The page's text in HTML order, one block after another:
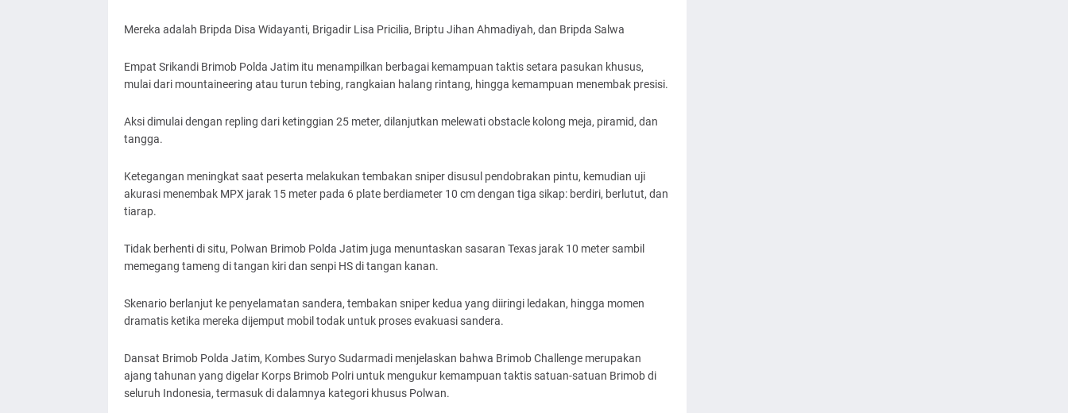
Mereka adalah Bripda Disa Widayanti, Brigadir Lisa Pricilia, Briptu Jihan Ahmadiyah, dan Bripda Salwa
Empat Srikandi Brimob Polda Jatim itu menampilkan berbagai kemampuan taktis setara pasukan khusus,
mulai dari mountaineering atau turun tebing, rangkaian halang rintang, hingga kemampuan menembak presisi.
Aksi dimulai dengan repling dari ketinggian 25 meter, dilanjutkan melewati obstacle kolong meja, piramid, dan
tangga.
Ketegangan meningkat saat peserta melakukan tembakan sniper disusul pendobrakan pintu, kemudian uji
akurasi menembak MPX jarak 15 meter pada 6 plate berdiameter 10 cm dengan tiga sikap: berdiri, berlutut, dan
tiarap.
Tidak berhenti di situ, Polwan Brimob Polda Jatim juga menuntaskan sasaran Texas jarak 10 meter sambil
memegang tameng di tangan kiri dan senpi HS di tangan kanan.
Skenario berlanjut ke penyelamatan sandera, tembakan sniper kedua yang diiringi ledakan, hingga momen
dramatis ketika mereka dijemput mobil todak untuk proses evakuasi sandera.
Dansat Brimob Polda Jatim, Kombes Suryo Sudarmadi menjelaskan bahwa Brimob Challenge merupakan
ajang tahunan yang digelar Korps Brimob Polri untuk mengukur kemampuan taktis satuan-satuan Brimob di
seluruh Indonesia, termasuk di dalamnya kategori khusus Polwan.